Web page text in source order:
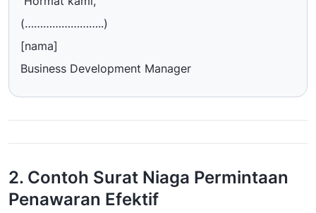
(……………………..)
[nama]
Business Development Manager
2. Contoh Surat Niaga Permintaan
Penawaran Efektif